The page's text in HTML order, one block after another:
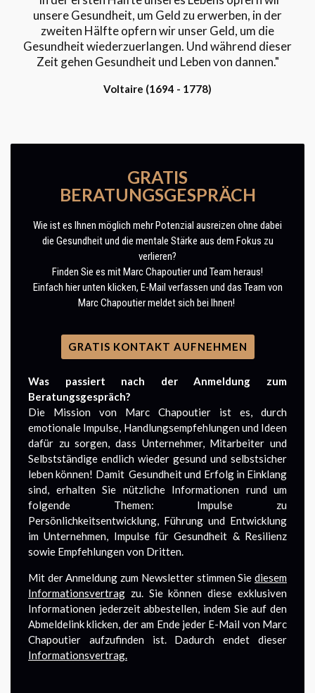
unsere Gesundheit, um Geld zu erwerben, in der
zweiten Hälfte opfern wir unser Geld, um die
Gesundheit wiederzuerlangen. Und während dieser
Zeit gehen Gesundheit und Leben von dannen."
Voltaire (1694 - 1778)
GRATIS
BERATUNGSGESPRÄCH
Wie ist es Ihnen möglich mehr Potenzial ausreizen ohne dabei
die Gesundheit und die mentale Stärke aus dem Fokus zu
verlieren?
Finden Sie es mit Marc Chapoutier und Team heraus!
Einfach hier unten klicken, E-Mail verfassen und das Team von
Marc Chapoutier meldet sich bei Ihnen!
GRATIS KONTAKT AUFNEHMEN
Was passiert nach der Anmeldung zum
Beratungsgespräch?
Die Mission von Marc Chapoutier ist es, durch
emotionale Impulse, Handlungsempfehlungen und Ideen
dafür zu sorgen, dass Unternehmer, Mitarbeiter und
Selbstständige endlich wieder gesund und selbstsicher
leben können! Damit Gesundheit und Erfolg in Einklang
sind, erhalten Sie nützliche Informationen rund um
folgende Themen: Impulse zu
Persönlichkeitsentwicklung, Führung und Entwicklung
im Unternehmen, Impulse für Gesundheit & Resilienz
sowie Empfehlungen von Dritten.
Mit der Anmeldung zum Newsletter stimmen Sie diesem
Informationsvertrag zu. Sie können diese exklusiven
Informationen jederzeit abbestellen, indem Sie auf den
Abmeldelink klicken, der am Ende jeder E-Mail von Marc
Chapoutier aufzufinden ist. Dadurch endet dieser
Informationsvertrag.